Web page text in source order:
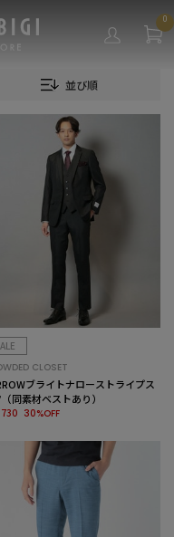
0
並び順
CLOSET
ブライトナローストライプス
同素材ベストあり）
30%OFF